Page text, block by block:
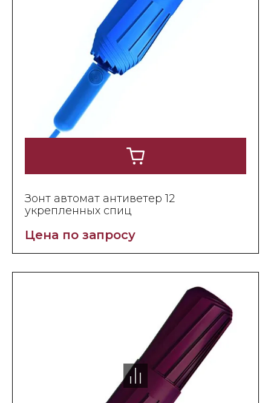
Зонт автомат антиветер 12
укрепленных спиц
Цена по запросу